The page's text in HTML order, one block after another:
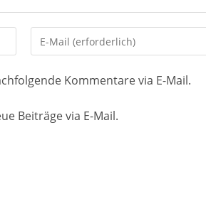
Gib
deine
Mail-
Adresse
Kommentare via E-Mail.
Beiträge via E-Mail.